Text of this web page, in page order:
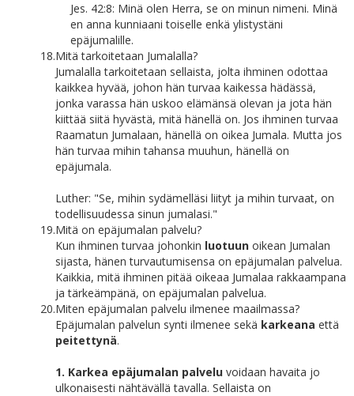
Jes. 42:8: Minä olen Herra, se on minun nimeni. Minä
en anna kunniaani toiselle enkä ylistystäni
epäjumalille.
18.Mitä tarkoitetaan Jumalalla?
Jumalalla tarkoitetaan sellaista, jolta ihminen odottaa
kaikkea hyvää, johon hän turvaa kaikessa hädässä,
jonka varassa hän uskoo elämänsä olevan ja jota hän
kiittää siitä hyvästä, mitä hänellä on. Jos ihminen turvaa
Raamatun Jumalaan, hänellä on oikea Jumala. Mutta jos
hän turvaa mihin tahansa muuhun, hänellä on
epäjumala.
Luther: "Se, mihin sydämelläsi liityt ja mihin turvaat, on
todellisuudessa sinun jumalasi."
19.Mitä on epäjumalan palvelu?
Kun ihminen turvaa johonkin luotuun oikean Jumalan
sijasta, hänen turvautumisensa on epäjumalan palvelua.
Kaikkia, mitä ihminen pitää oikeaa Jumalaa rakkaampana
ja tärkeämpänä, on epäjumalan palvelua.
20.Miten epäjumalan palvelu ilmenee maailmassa?
Epäjumalan palvelun synti ilmenee sekä karkeana että
peitettynä.
1. Karkea epäjumalan palvelu voidaan havaita jo
ulkonaisesti nähtävällä tavalla. Sellaista on